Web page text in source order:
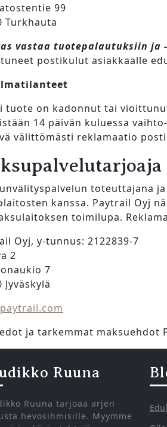
99
Turkhauta
vastaa tuotepalautuksiin
postikulut asiakkaalle
tuote on kadonnut tai
14 päivän kuluessa
välittömästi reklamaatio
toteuttajana
kanssa. Paytrail Oyj
toimilupa.
Oyj, y-tunnus: 2122839-7
2
7
Jyväskylä
ja tarkemmat maksuehdot
Ruuna
Ruuna tarjoaa arjen
hevosihmisille. Myymme